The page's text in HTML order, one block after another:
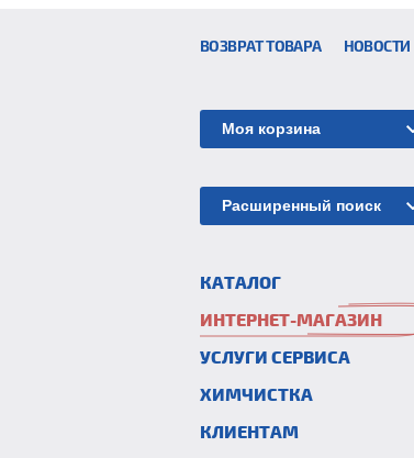
ВОЗВРАТ ТОВАРА НОВОСТИ
Моя корзина
Расширенный поиск
КАТАЛОГ
ИНТЕРНЕТ-МАГАЗИН
УСЛУГИ СЕРВИСА
ХИМЧИСТКА
КЛИЕНТАМ